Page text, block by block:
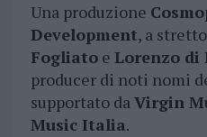
Una produzione
Development, a
Fogliatoe Lorenzo di
producer di noti nomi
supportato daVirgin
Music Italia.